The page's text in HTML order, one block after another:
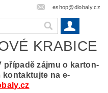
eshop@dlobaly.cz
KRABICE
případě zájmu o karton-
na e-